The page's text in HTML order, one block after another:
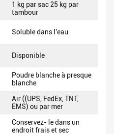
1 kg par sac 25 kg par
tambour
Soluble dans l'eau
Disponible
Poudre blanche à presque
blanche
Air ((UPS, FedEx, TNT,
EMS) ou par mer
Conservez- le dans un
endroit frais et sec